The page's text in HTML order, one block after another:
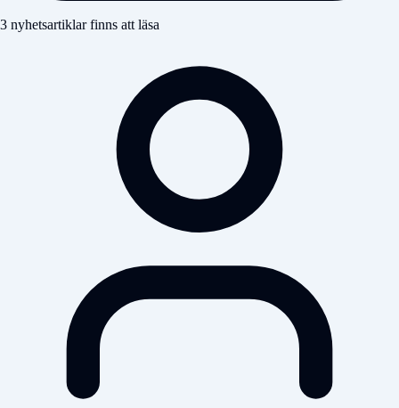
3 nyhetsartiklar finns att läsa